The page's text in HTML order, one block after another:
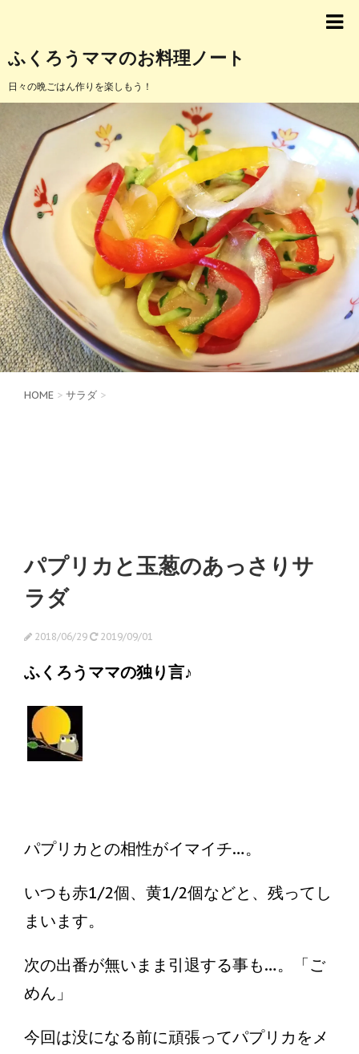
ふくろうママのお料理ノート
日々の晩ごはん作りを楽しもう！
HOME > サラダ >
パプリカと玉葱のあっさりサ
ラダ
2018/06/29 2019/09/01
ふくろうママの独り言♪
パプリカとの相性がイマイチ…。
いつも赤1/2個、黄1/2個などと、残ってし
まいます。
次の出番が無いまま引退する事も…。「ご
めん」
今回は没になる前に頑張ってパプリカをメ